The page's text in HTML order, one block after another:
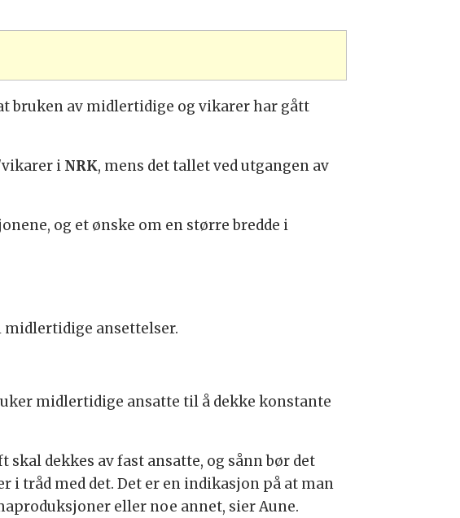
bruken av midlertidige og vikarer har gått
vikarer i NRK, mens det tallet ved utgangen av
og et ønske om en større bredde i
midlertidige ansettelser.
midlertidige ansatte til å dekke konstante
dekkes av fast ansatte, og sånn bør det
i tråd med det. Det er en indikasjon på at man
eller noe annet, sier Aune.